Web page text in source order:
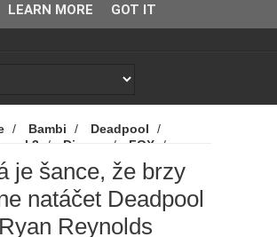
/ Bambi / Deadpool
/
3
/ Disney / FOX
/
/ Novinky Ryan Reynolds
šance, že brzy začne natáčet
3 a Ryan Reynolds navrhl
crossoveru s Bambim, firma to
je šance, že brzy
natáčet Deadpool
Reynolds
LEARN MORE GOT IT